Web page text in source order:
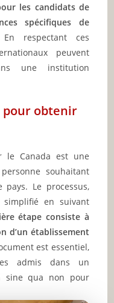
les candidats de
spécifiques de
En respectant ces
peuvent
une institution
pour obtenir
le Canada est une
souhaitant
Le processus,
en suivant
étape consiste à
d’un établissement
est essentiel,
admis dans un
sine qua non pour